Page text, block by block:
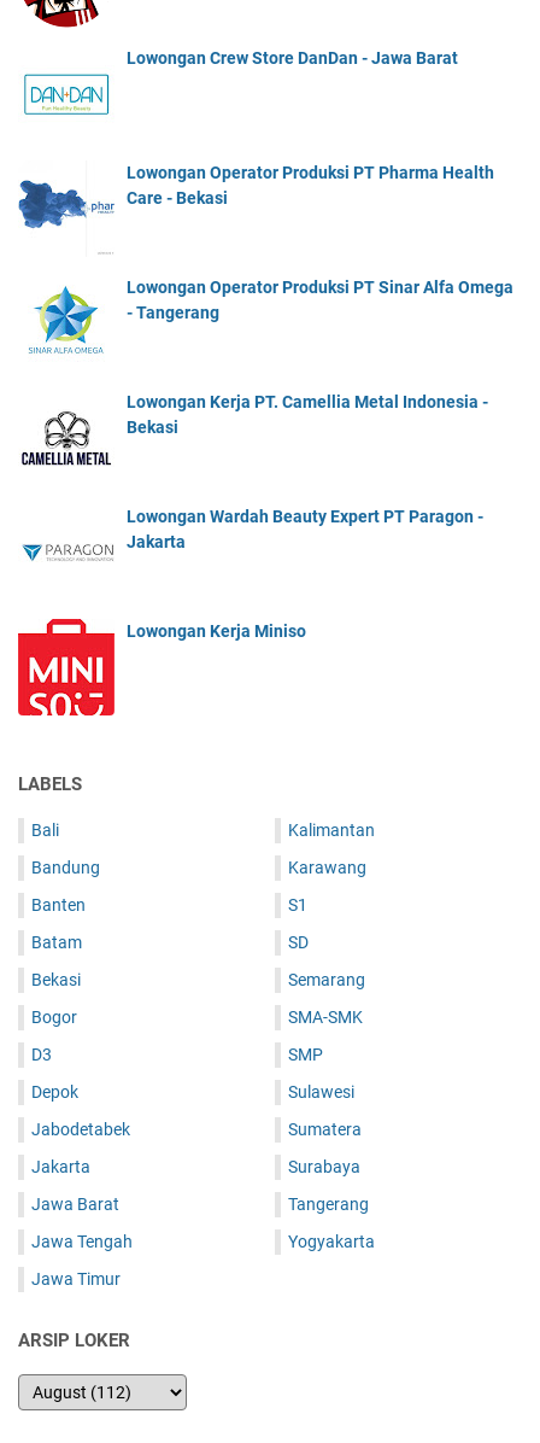
Lowongan Crew Store DanDan - Jawa Barat
Lowongan Operator Produksi PT Pharma Health
Care - Bekasi
Lowongan Operator Produksi PT Sinar Alfa Omega
- Tangerang
Lowongan Kerja PT. Camellia Metal Indonesia -
Bekasi
Lowongan Wardah Beauty Expert PT Paragon -
Jakarta
Lowongan Kerja Miniso
LABELS
Bali
Bandung
Banten
Batam
Bekasi
Bogor
D3
Depok
Jabodetabek
Jakarta
Jawa Barat
Jawa Tengah
Jawa Timur
Kalimantan
Karawang
S1
SD
Semarang
SMA-SMK
SMP
Sulawesi
Sumatera
Surabaya
Tangerang
Yogyakarta
ARSIP LOKER